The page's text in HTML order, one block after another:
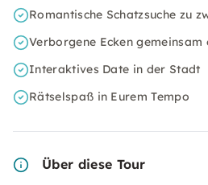
Romantische Schatzsuche zu
Verborgene Ecken gemeinsam
Interaktives Date in der Stadt
Rätselspaß in Eurem Tempo
Über diese Tour